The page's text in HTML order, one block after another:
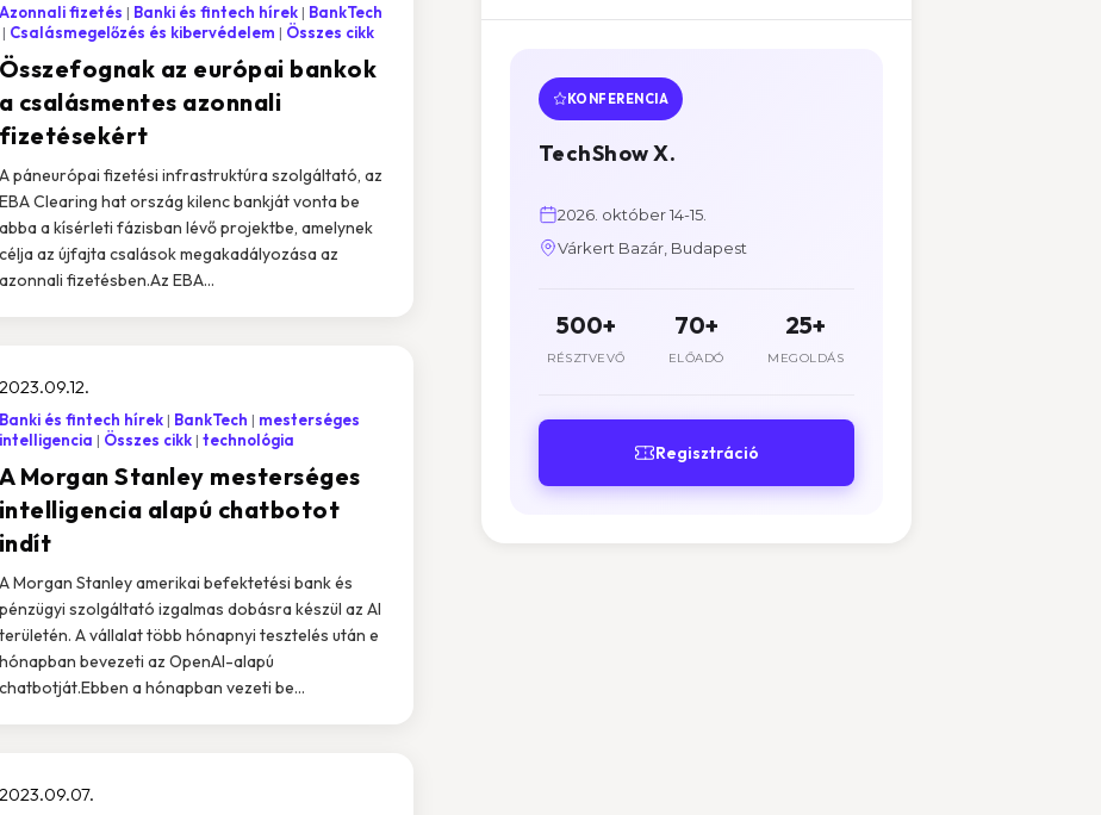
Összefognak az európai bankok
a csalásmentes azonnali
fizetésekért
Azonnali fizetés Banki és fintech hírek
BankTech
Csalásmegelőzés és kibervédelem
Összes cikk
A páneurópai fizetési infrastruktúra szolgáltató, az
EBA Clearing hat ország kilenc bankját vonta be
abba a kísérleti fázisban lévő projektbe, amelynek
célja az újfajta csalások megakadályozása az
azonnali fizetésben.Az EBA...
A Morgan Stanley mesterséges
intelligencia alapú chatbotot
indít
2023.09.12.
Banki és fintech hírek BankTech
mesterséges
intelligencia
Összes cikk technológia
A Morgan Stanley amerikai befektetési bank és
pénzügyi szolgáltató izgalmas dobásra készül az AI
területén. A vállalat több hónapnyi tesztelés után e
hónapban bevezeti az OpenAI-alapú
chatbotját.Ebben a hónapban vezeti be...
2023.09.07.
KONFERENCIA
TechShow X.
2026. október 14-15.
Várkert Bazár, Budapest
500+
RÉSZTVEVŐ
70+
ELŐADÓ
25+
MEGOLDÁS
Regisztráció